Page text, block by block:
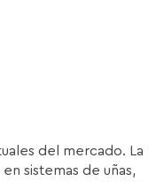
del mercado. La
sistemas de uñas,